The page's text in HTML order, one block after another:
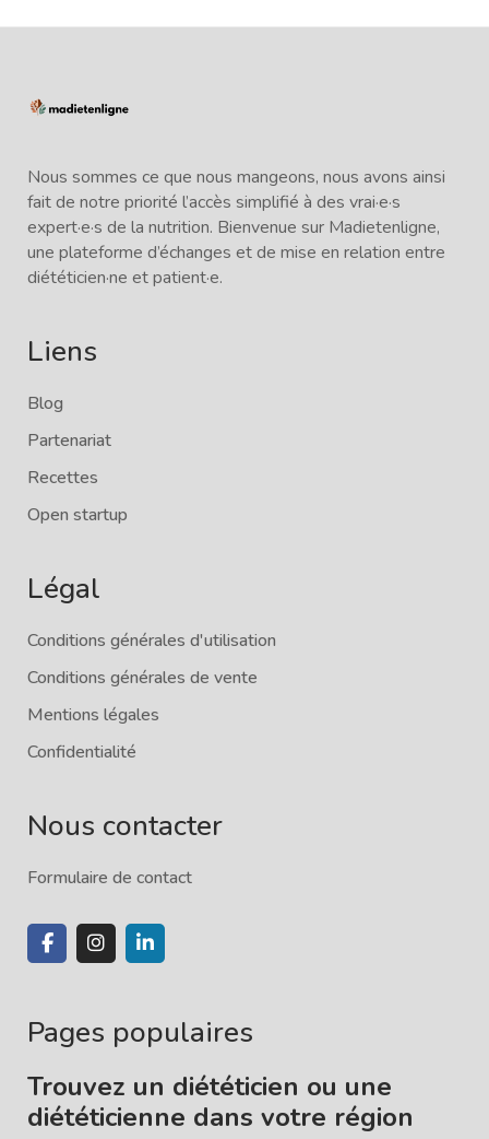
Nous sommes ce que nous mangeons, nous avons ainsi
fait de notre priorité l’accès simplifié à des vrai·e·s
expert·e·s de la nutrition. Bienvenue sur Madietenligne,
une plateforme d’échanges et de mise en relation entre
diététicien·ne et patient·e.
Liens
Blog
Partenariat
Recettes
Open startup
Légal
Conditions générales d'utilisation
Conditions générales de vente
Mentions légales
Confidentialité
Nous contacter
Formulaire de contact
Pages populaires
Trouvez un diététicien ou une
diététicienne dans votre région